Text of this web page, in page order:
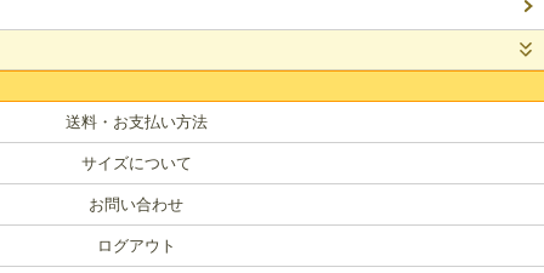
送料・お支払い方法
サイズについて
お問い合わせ
ログアウト